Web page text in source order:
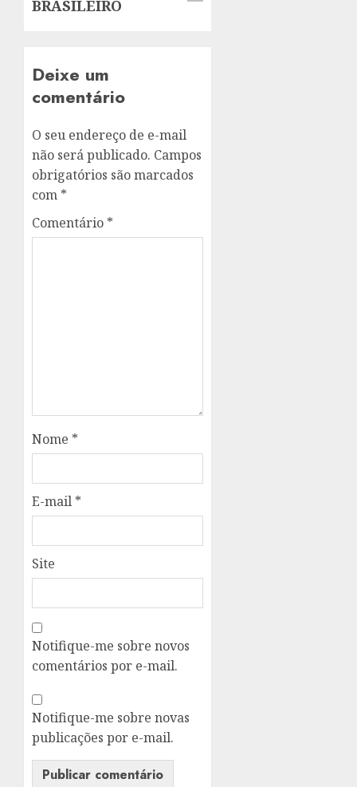
BRASILEIRO
Deixe um
comentário
O seu endereço de e-mail
não será publicado. Campos
obrigatórios são marcados
com *
Comentário *
Nome *
E-mail *
Site
Notifique-me sobre novos
comentários por e-mail.
Notifique-me sobre novas
publicações por e-mail.